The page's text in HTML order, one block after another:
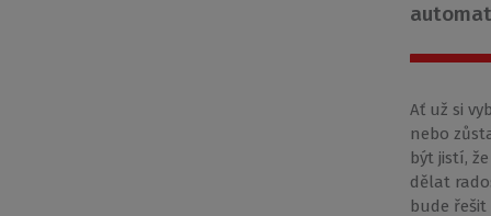
Ať už si
nebo
být jistí,
dělat
bude řešit